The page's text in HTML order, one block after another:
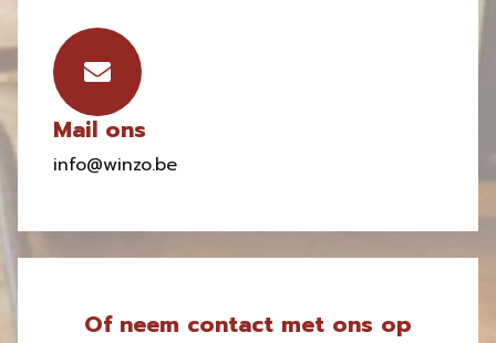
Mail ons
info@winzo.be
Of neem contact met ons op